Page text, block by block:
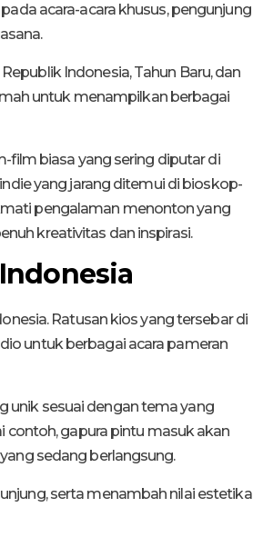
acara-acara khusus, pengunjung
Indonesia, Tahun Baru, dan
untuk menampilkan berbagai
film biasa yang sering diputar di
yang jarang ditemui di bioskop-
pengalaman menonton yang
kreativitas dan inspirasi.
Ratusan kios yang tersebar di
untuk berbagai acara pameran
unik sesuai dengan tema yang
contoh, gapura pintu masuk akan
sedang berlangsung.
serta menambah nilai estetika